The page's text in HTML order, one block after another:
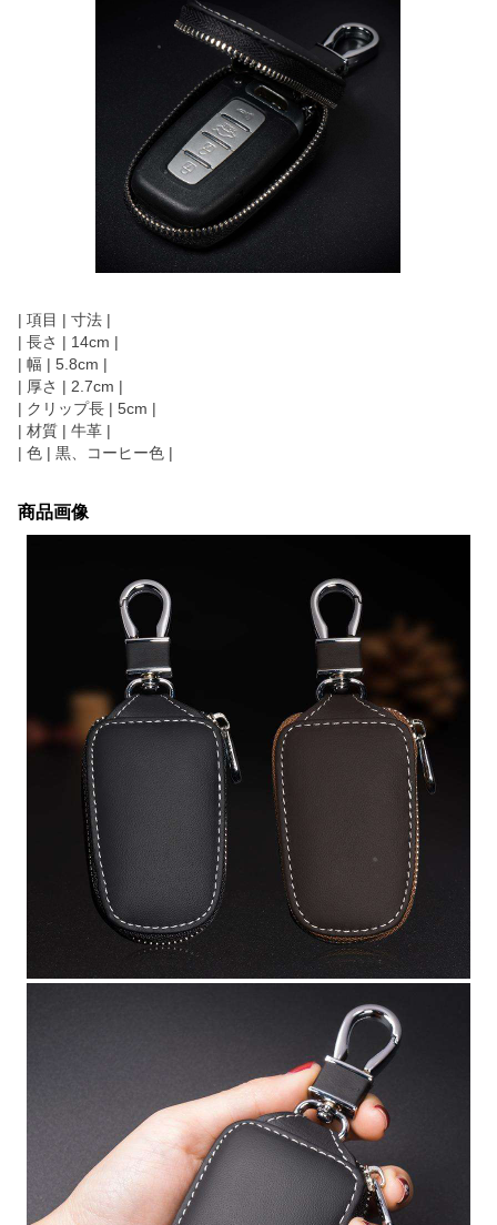
| 項目 | 寸法 |
| 長さ | 14cm |
| 幅 | 5.8cm |
| 厚さ | 2.7cm |
| クリップ長 | 5cm |
| 材質 | 牛革 |
| 色 | 黒、コーヒー色 |
商品画像